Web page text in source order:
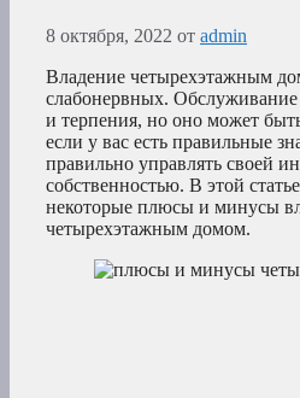
8 октября, 2022 от admin
Владение четырехэтажным
слабонервных. Обслуживание
и терпения, но оно может
если у вас есть правильные
правильно управлять своей
собственностью. В этой
некоторые плюсы и минусы
четырехэтажным домом.